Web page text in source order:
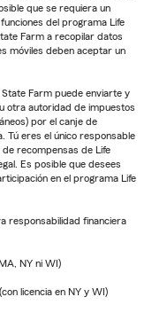
que se requiera un
del programa Life
Farm a recopilar datos
móviles deben aceptar un
Farm puede enviarte y
otra autoridad de impuestos
por el canje de
Tú eres el único responsable
recompensas de Life
Es posible que desees
en el programa Life
responsabilidad financiera
NY ni WI)
licencia en NY y WI)